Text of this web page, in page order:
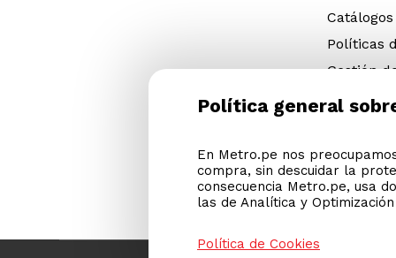
Catálogos
Políticas
Gestión
Gestión
Cyber
Política general
En Metro.pe nos
compra, sin descuidar la
consecuencia Metro.pe, usa
las de Analítica y
Política de Cookies